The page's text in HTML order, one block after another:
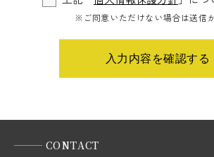
取得した個人情報は、ご本人の同意な
情報が漏洩しないよう対策を講じ、従
託業者も監督します。
ご本人からの求めに応じ、当該ご本人
※ご同意いただけない場合は送信
CONTACT